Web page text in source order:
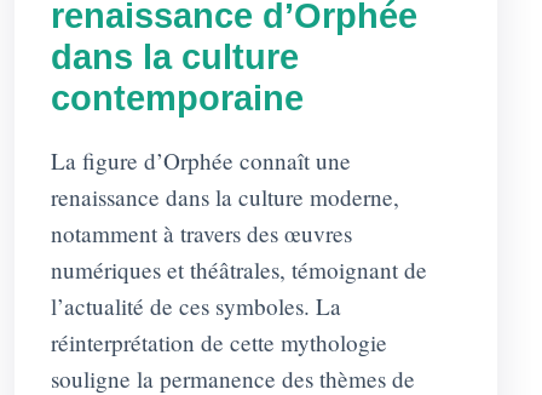
renaissance d’Orphée
dans la culture
contemporaine
La figure d’Orphée connaît une
renaissance dans la culture moderne,
notamment à travers des œuvres
numériques et théâtrales, témoignant de
l’actualité de ces symboles. La
réinterprétation de cette mythologie
souligne la permanence des thèmes de